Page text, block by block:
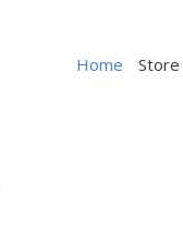
Home Store